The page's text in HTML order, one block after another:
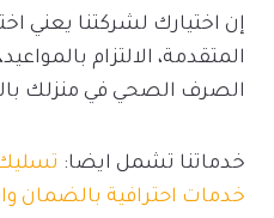
إن اختيارك لشركتنا يعني
المتقدمة، الالتزام
الصرف الصحي في منزلك
خدماتنا تشمل ايضا:
خدمات احترافية بالضمان